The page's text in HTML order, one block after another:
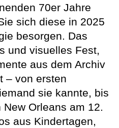
70er Jahre
sich diese in 2025
besorgen. Das
und visuelles Fest,
aus dem Archiv
– von ersten
sie kannte, bis
Orleans am 12.
aus Kindertagen,